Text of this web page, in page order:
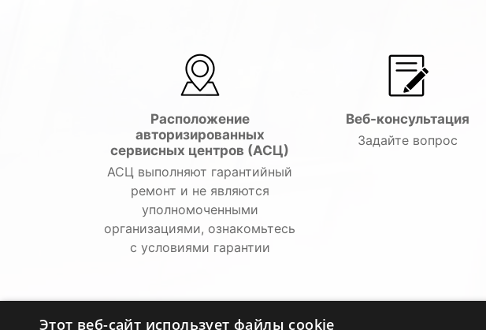
Расположение
авторизированных
сервисных центров (АСЦ)
АСЦ выполняют гарантийный
ремонт и не являются
уполномоченными
организациями, ознакомьтесь
с условиями гарантии
Веб-консультация
Задайте вопрос
Этот веб-сайт использует файлы cookie